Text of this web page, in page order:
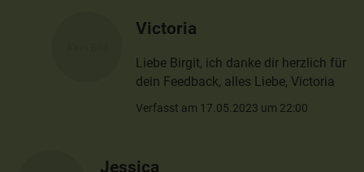
Victoria
Liebe Birgit, ich danke dir herzlich für
dein Feedback, alles Liebe, Victoria
Verfasst am 17.05.2023 um 22:00
Jessica